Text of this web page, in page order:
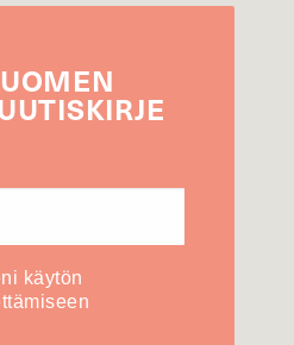
UUTIS­KIRJE
käytön